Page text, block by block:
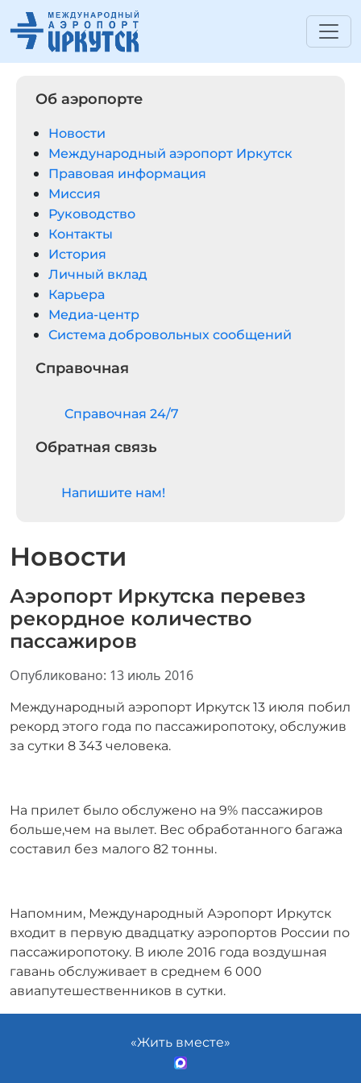
Новости
Аэропорт Иркутска перевез
рекордное количество
пассажиров
Информация о материале
Опубликовано: 13 июль 2016
Международный аэропорт Иркутск 13 июля побил
рекорд этого года по пассажиропотоку, обслужив
за сутки 8 343 человека.
На прилет было обслужено на 9% пассажиров
больше,чем на вылет. Вес обработанного багажа
составил без малого 82 тонны.
Напомним, Международный Аэропорт Иркутск
входит в первую двадцатку аэропортов России по
пассажиропотоку. В июле 2016 года воздушная
гавань обслуживает в среднем 6 000
авиапутешественников в сутки.
Об аэропорте
Новости
Международный аэропорт Иркутск
Правовая информация
Миссия
Руководство
Контакты
История
Личный вклад
Карьера
Медиа-центр
Система добровольных сообщений
Справочная
Cправочная 24/7
Обратная связь
Напишите нам!
«Жить вместе»